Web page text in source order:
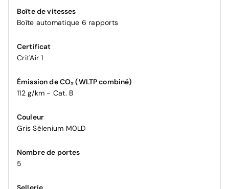
Boîte de vitesses
Boîte automatique 6 rapports
Certificat
Crit'Air 1
Émission de CO₂ (WLTP combiné)
112 g/km - Cat. B
Couleur
Gris Sélenium M0LD
Nombre de portes
5